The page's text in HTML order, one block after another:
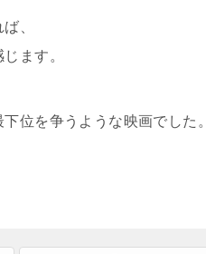
、
ます。
位を争うような映画でした。